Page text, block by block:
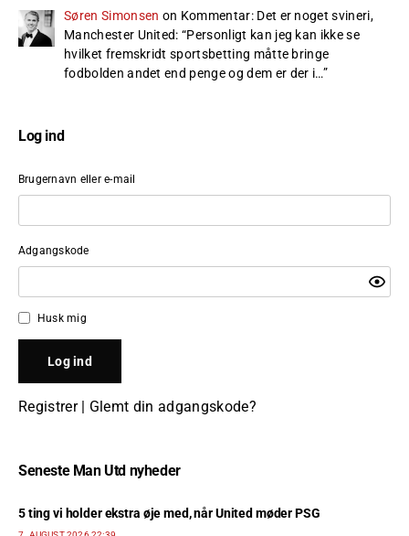
Søren Simonsen on Kommentar: Det er noget svineri,
Manchester United: “Personligt kan jeg kan ikke se
hvilket fremskridt sportsbetting måtte bringe
fodbolden andet end penge og dem er der i…”
Log ind
Brugernavn eller e-mail
Adgangskode
Husk mig
Registrer| Glemt din adgangskode?
Seneste Man Utd nyheder
5 ting vi holder ekstra øje med, når United møder PSG